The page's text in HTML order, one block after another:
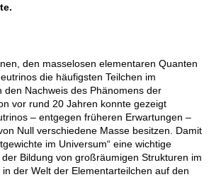
den masselosen elementaren Quanten
die häufigsten Teilchen im
den Nachweis des Phänomens der
vor rund 20 Jahren konnte gezeigt
– entgegen früheren Erwartungen –
Null verschiedene Masse besitzen. Damit
im Universum“ eine wichtige
Bildung von großräumigen Strukturen im
in der Welt der Elementarteilchen auf den